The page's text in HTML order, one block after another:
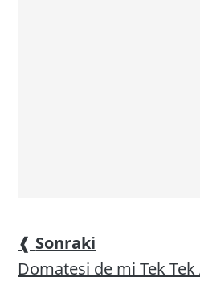
❰ Sonraki
Domatesi de mi Tek Tek